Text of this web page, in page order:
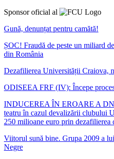
Sponsor oficial al
Gună, denunțat pentru camătă!
ȘOC! Fraudă de peste un miliard
din România
Dezafilierea Universității Craiova,
ODISEEA FRF (IV): Începe
INDUCEREA ÎN EROARE A
teatru în cazul devalizării clubului
250 milioane euro prin dezafilierea
Viitorul sună bine. Grupa 2009 a
Negre